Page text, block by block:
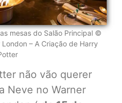
mesas do Salão Principal ©
– A Criação de Harry
não vão querer
Neve no Warner